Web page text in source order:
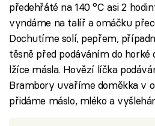
předehřáté na 140 °C asi 2
vyndáme na talíř a omáčku
Dochutíme solí, pepřem,
těsně před podáváním do horké
lžíce másla. Hovězí líčka
Brambory uvaříme doměkka v
přidáme máslo, mléko a